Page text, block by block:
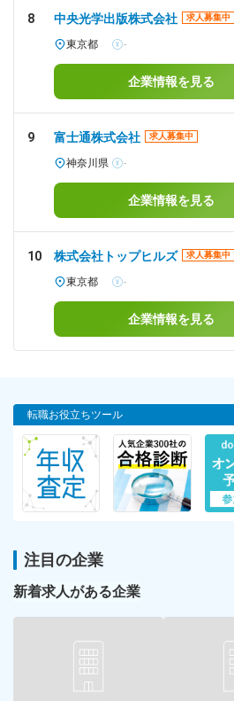
8 中央光学出版株式会社 求人募集中
東京都 -
企業情報を見る
9 富士通株式会社 求人募集中
神奈川県 -
企業情報を見る
10 株式会社トップヒルズ 求人募集中
東京都 -
企業情報を見る
転職お役立ちツール
注目の企業
新着求人がある企業